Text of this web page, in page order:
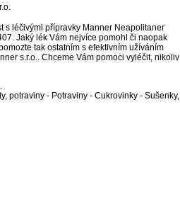
s léčivými přípravky Manner Neapolitaner
Jaký lék Vám nejvíce pomohl či naopak
tak ostatním s efektivním užíváním
s.r.o.. Chceme Vám pomoci vyléčit, nikoliv
potraviny - Potraviny - Cukrovinky - Sušenky,